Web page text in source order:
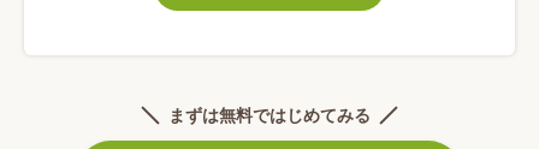
まずは無料ではじめてみる